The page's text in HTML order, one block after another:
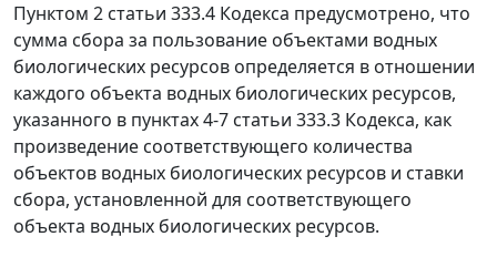
Пунктом 2 статьи 333.4 Кодекса предусмотрено, что
сумма сбора за пользование объектами водных
биологических ресурсов определяется в отношении
каждого объекта водных биологических ресурсов,
указанного в пунктах 4-7 статьи 333.3 Кодекса, как
произведение соответствующего количества
объектов водных биологических ресурсов и ставки
сбора, установленной для соответствующего
объекта водных биологических ресурсов.